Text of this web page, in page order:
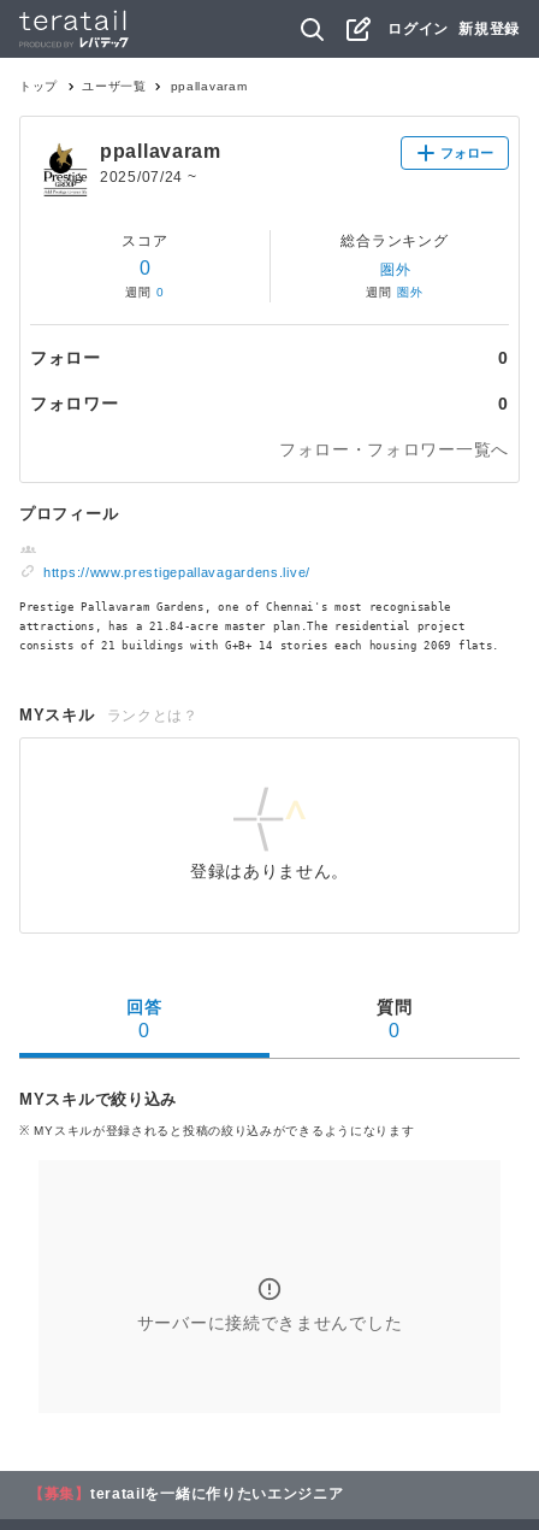
ログイン 新規登録
トップ ユーザ一覧 ppallavaram
ppallavaram
2025/07/24 ~
フォロー
スコア
0
週間 0
総合ランキング
圏外
週間 圏外
フォロー 0
フォロワー 0
フォロー・フォロワー一覧へ
プロフィール
https://www.prestigepallavagardens.live/
Prestige Pallavaram Gardens, one of Chennai's most recognisable
attractions, has a 21.84-acre master plan.The residential project
consists of 21 buildings with G+B+ 14 stories each housing 2069 flats.
MYスキル ランクとは？
登録はありません。
回答
0
質問
0
MYスキルで絞り込み
※ MYスキルが登録される と投稿の絞り込みができるようになります
サーバーに接続できませんでした
【募集】 teratailを一緒に作りたいエンジニア